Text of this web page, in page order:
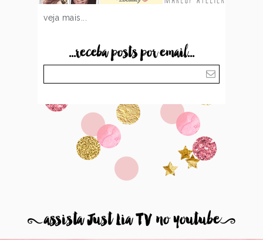
veja mais...
...receba posts por email...
8assista Just Lia TV no youtube9